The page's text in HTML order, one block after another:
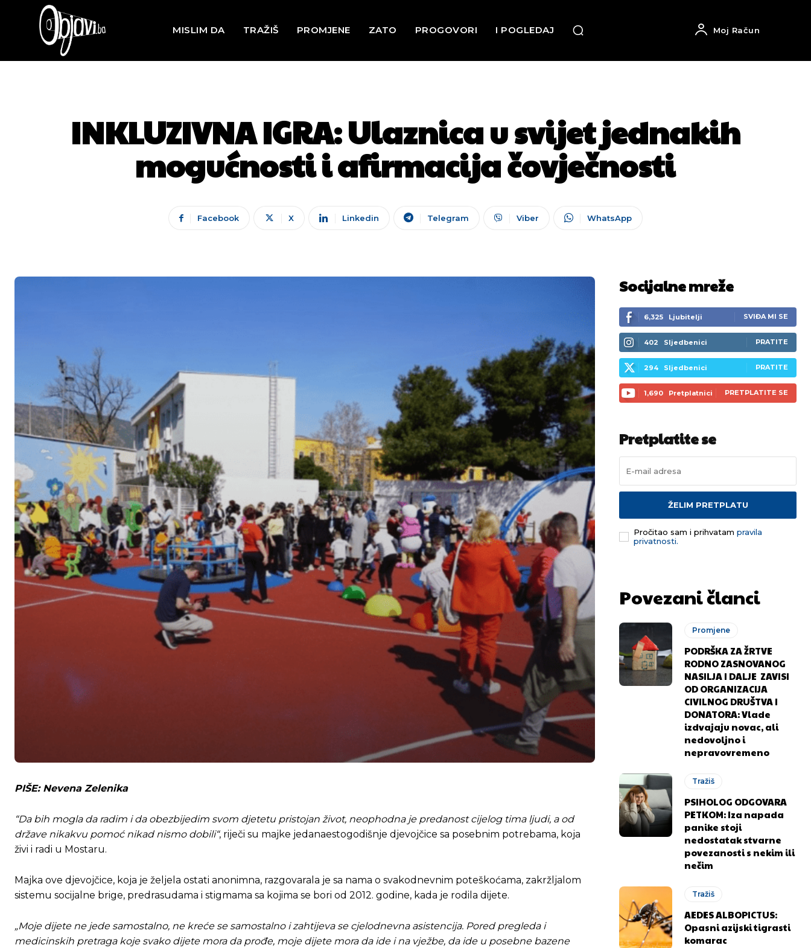
MISLIM DA TRAŽIŠ PROMJENE ZATO PROGOVORI I POGLEDAJ Moj Račun
INKLUZIVNA IGRA: Ulaznica u svijet jednakih
mogućnosti i afirmacija čovječnosti
Facebook X Linkedin Telegram Viber WhatsApp
PIŠE: Nevena Zelenika
“Da bih mogla da radim i da obezbijedim svom djetetu pristojan život, neophodna je predanost cijelog tima ljudi, a od
države nikakvu pomoć nikad nismo dobili“, riječi su majke jedanaestogodišnje djevojčice sa posebnim potrebama, koja
živi i radi u Mostaru.
Majka ove djevojčice, koja je željela ostati anonimna, razgovarala je sa nama o svakodnevnim poteškoćama, zakržljalom
sistemu socijalne brige, predrasudama i stigmama sa kojima se bori od 2012. godine, kada je rodila dijete.
„Moje dijete ne jede samostalno, ne kreće se samostalno i zahtijeva se cjelodnevna asistencija. Pored pregleda i
medicinskih pretraga koje svako dijete mora da prođe, moje dijete mora da ide i na vježbe, da ide u posebne bazene
Socijalne mreže
6,325 Ljubitelji SVIĐA MI SE
402 Sljedbenici PRATITE
294 Sljedbenici PRATITE
1,690 Pretplatnici PRETPLATITE SE
Pretplatite se
ŽELIM PRETPLATU
Pročitao sam i prihvatam pravila
privatnosti.
Povezani članci
Promjene
PODRŠKA ZA ŽRTVE
RODNO ZASNOVANOG
NASILJA I DALJE ZAVISI
OD ORGANIZACIJA
CIVILNOG DRUŠTVA I
DONATORA: Vlade
izdvajaju novac, ali
nedovoljno i
nepravovremeno
Tražiš
PSIHOLOG ODGOVARA
PETKOM: Iza napada
panike stoji
nedostatak stvarne
povezanosti s nekim ili
nečim
Tražiš
AEDES ALBOPICTUS:
Opasni azijski tigrasti
komarac